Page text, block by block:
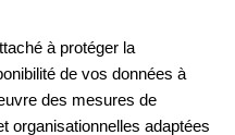
à protéger la
de vos données à
des mesures de
organisationnelles adaptées